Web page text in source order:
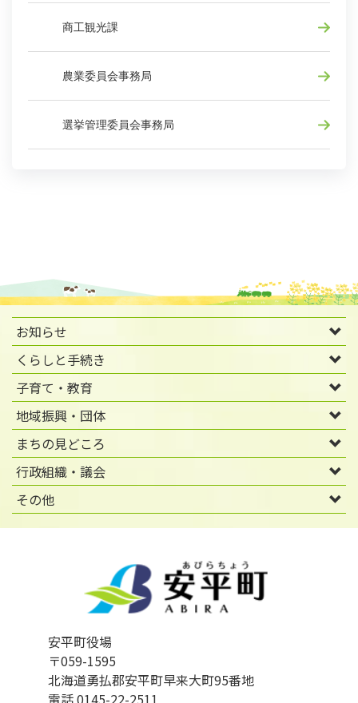
商工観光課
農業委員会事務局
選挙管理委員会事務局
お知らせ
くらしと手続き
子育て・教育
地域振興・団体
まちの見どころ
行政組織・議会
その他
安平町役場
〒059-1595
北海道勇払郡安平町早来大町95番地
電話 0145-22-2511